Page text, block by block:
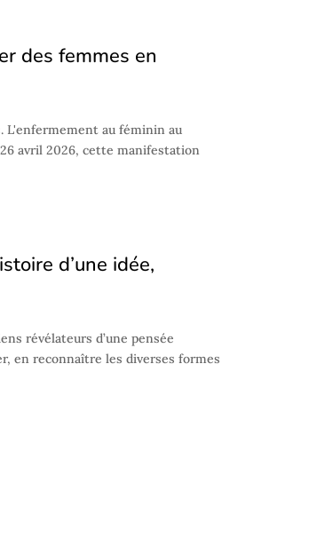
des femmes en
L'enfermement au féminin au
26 avril 2026, cette manifestation
d’une idée,
révélateurs d’une pensée
en reconnaître les diverses formes